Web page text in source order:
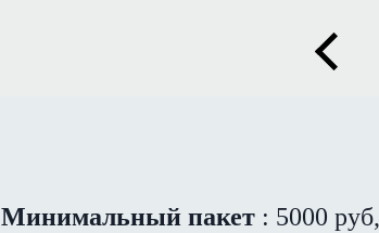
Минимальный пакет: 5000 руб,